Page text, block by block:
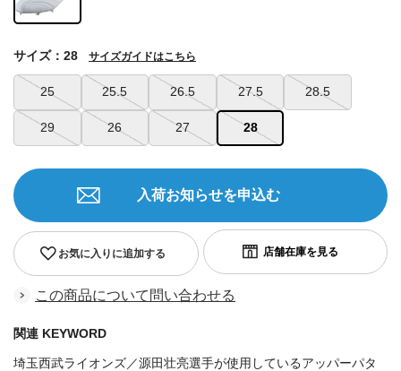
25 25.5 26.5 27.5 28.5
29 26 27 28
サイズ：28 サイズガイドはこちら
お気に入りに追加する
入荷お知らせを申込む
この商品について問い合わせる
関連 KEYWORD
埼玉西武ライオンズ／源田壮亮選手が使用しているアッパーパタ